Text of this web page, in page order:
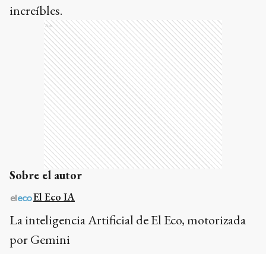
increíbles.
Ads
Sobre el autor
El Eco IA
La inteligencia Artificial de El Eco, motorizada
por Gemini